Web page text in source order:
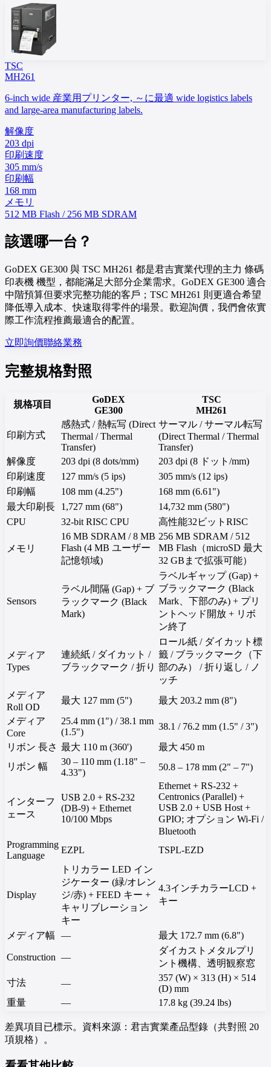
TSC
MH261
6-inch wide 産業用プリンター, ～に最適 wide logistics labels
and large-area manufacturing labels.
解像度
203 dpi
印刷速度
305 mm/s
印刷幅
168 mm
メモリ
512 MB Flash / 256 MB SDRAM
該選哪一台？
GoDEX GE300 與 TSC MH261 都是君吉實業代理的主力 條碼
印表機 機型，都能滿足大部分企業需求。GoDEX GE300 適合
中階預算但要求完整功能的客戶；TSC MH261 則更適合希望
降低導入成本、快速取得零件的場景。歡迎詢價，我們會依實
際工作流程推薦最適合的配置。
立即詢價聯絡業務
完整規格對照
規格項目
GoDEX
GE300
TSC
MH261
印刷方式
感熱式 / 熱転写 (Direct
Thermal / Thermal
Transfer)
サーマル / サーマル転写
(Direct Thermal / Thermal
Transfer)
解像度
203 dpi (8 dots/mm)
203 dpi (8 ドット/mm)
印刷速度
127 mm/s (5 ips)
305 mm/s (12 ips)
印刷幅
108 mm (4.25")
168 mm (6.61")
最大印刷長
1,727 mm (68")
14,732 mm (580")
CPU
32-bit RISC CPU 高性能32ビットRISC
メモリ
16 MB SDRAM / 8 MB
Flash (4 MB ユーザー
記憶領域)
256 MB SDRAM / 512
MB Flash（microSD 最大
32 GBまで拡張可能）
Sensors
ラベル間隔 (Gap) + ブ
ラックマーク (Black
Mark)
ラベルギャップ (Gap) +
ブラックマーク (Black
Mark、下部のみ) + プリ
ントヘッド開放 + リボ
ン終了
メディア
Types
連続紙 / ダイカット /
ブラックマーク / 折り
ロール紙 / ダイカット標
籤 / ブラックマーク（下
部のみ） / 折り返し / ノ
ッチ
メディア
Roll OD
最大 127 mm (5")
最大 203.2 mm (8")
メディア
Core
25.4 mm (1") / 38.1 mm
(1.5")
38.1 / 76.2 mm (1.5" / 3")
リボン 長さ 最大 110 m (360')
最大 450 m
リボン 幅
30 – 110 mm (1.18" –
4.33")
50.8 – 178 mm (2" – 7")
インターフ
ェース
USB 2.0 + RS-232
(DB-9) + Ethernet
10/100 Mbps
Ethernet + RS-232 +
Centronics (Parallel) +
USB 2.0 + USB Host +
GPIO; オプション Wi-Fi /
Bluetooth
Programming
Language
EZPL TSPL-EZD
Display
トリカラー LED イン
ジケーター (緑/オレン
ジ/赤) + FEED キー +
キャリブレーション
キー
4.3インチカラーLCD +
キー
メディア幅 — 最大 172.7 mm (6.8")
Construction —
ダイカストメタルプリ
ント機構、透明観察窓
寸法
—
357 (W) × 313 (H) × 514
(D) mm
重量
— 17.8 kg (39.24 lbs)
差異項目已標示。資料來源：君吉實業產品型錄（共對照 20
項規格）。